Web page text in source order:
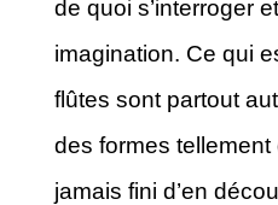
de quoi s’interroger
imagination. Ce qui
flûtes sont partout
des formes tellement
jamais fini d’en